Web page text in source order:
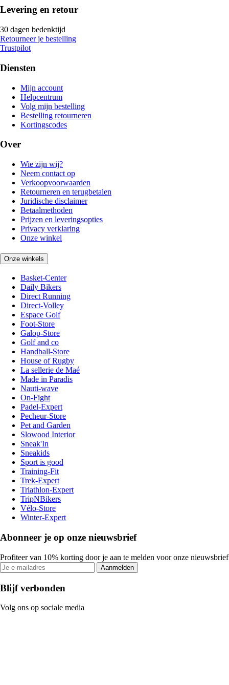
Levering en retour
30 dagen bedenktijd
Retourneer je bestelling
Trustpilot
Diensten
Mijn account
Helpcentrum
Volg mijn bestelling
Bestelling retourneren
Kortingscodes
Over
Wie zijn wij?
Neem contact op
Verkoopvoorwaarden
Retourneren en terugbetalen
Juridische disclaimer
Betaalmethoden
Prijzen en leveringsopties
Privacy verklaring
Onze winkel
Onze winkels
Basket-Center
Daily Bikers
Direct Running
Direct-Volley
Espace Golf
Foot-Store
Galop-Store
Golf and co
Handball-Store
House of Rugby
La sellerie de Maé
Made in Paradis
Nauti-wave
On-Fight
Padel-Expert
Pecheur-Store
Pet and Garden
Slowood Interior
Sneak'In
Sneakids
Sport is good
Training-Fit
Trek-Expert
Triathlon-Expert
TripNBikers
Vélo-Store
Winter-Expert
Abonneer je op onze nieuwsbrief
Profiteer van 10% korting door je aan te melden voor onze nieuwsbrief
Aanmelden
Blijf verbonden
Volg ons op sociale media